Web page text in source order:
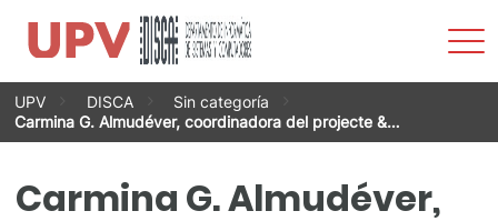
Vés
contingut
UPV DISCA
Sin categoría
Carmina G. Almudéver, coordinadora del projecte &…
Carmina G. Almudéver,